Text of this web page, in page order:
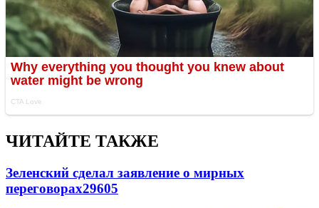
ЧИТАЙТЕ ТАКЖЕ
Зеленский сделал заявление о мирных
переговорах29605